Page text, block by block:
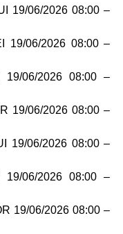
19/06/2026 08:00 –
19/06/2026 08:00 –
19/06/2026 08:00 –
19/06/2026 08:00 –
19/06/2026 08:00 –
19/06/2026 08:00 –
19/06/2026 08:00 –